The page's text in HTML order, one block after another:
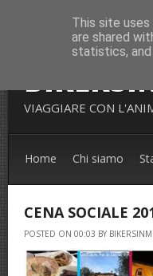
VIAGGIARE CON
Home Chi siamo
CENA SOCIALE
POSTED ON 00:03 BY
This site
are shared
statistics,